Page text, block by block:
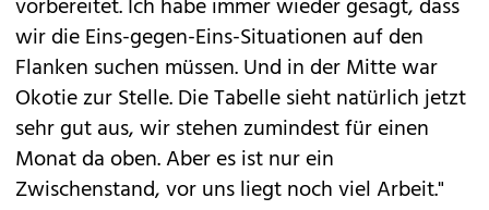
vorbereitet. Ich habe immer wieder gesagt, dass
wir die Eins-gegen-Eins-Situationen auf den
Flanken suchen müssen. Und in der Mitte war
Okotie zur Stelle. Die Tabelle sieht natürlich jetzt
sehr gut aus, wir stehen zumindest für einen
Monat da oben. Aber es ist nur ein
Zwischenstand, vor uns liegt noch viel Arbeit."